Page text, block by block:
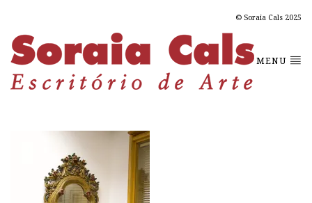
© Soraia Cals 2025
MENU